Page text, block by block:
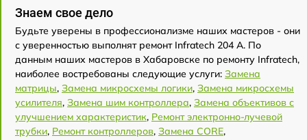
Знаем свое дело
Будьте уверены в профессионализме наших мастеров - они
с уверенностью выполнят ремонт Infratech 204 А. По
данным наших мастеров в Хабаровске по ремонту Infratech,
наиболее востребованы следующие услуги: Замена
матрицы, Замена микросхемы логики, Замена микросхемы
усилителя, Замена шим контроллера, Замена объективов с
улучшением характеристик, Ремонт электронно-лучевой
трубки, Ремонт контроллеров, Замена CORE,